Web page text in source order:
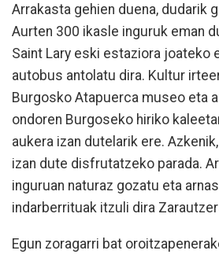
Arrakasta gehien duena, dudarik
Aurten 300 ikasle inguruk eman
Saint Lary eski estaziora joateko
autobus antolatu dira. Kultur
Burgosko Atapuerca museo eta
ondoren Burgoseko hiriko
aukera izan dutelarik ere.
izan dute disfrutatzeko parada.
inguruan naturaz gozatu eta
indarberrituak itzuli dira
Egun zoragarri bat